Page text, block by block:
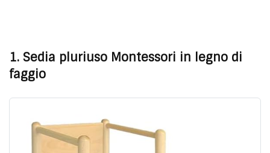
1. Sedia pluriuso Montessori in legno di
faggio